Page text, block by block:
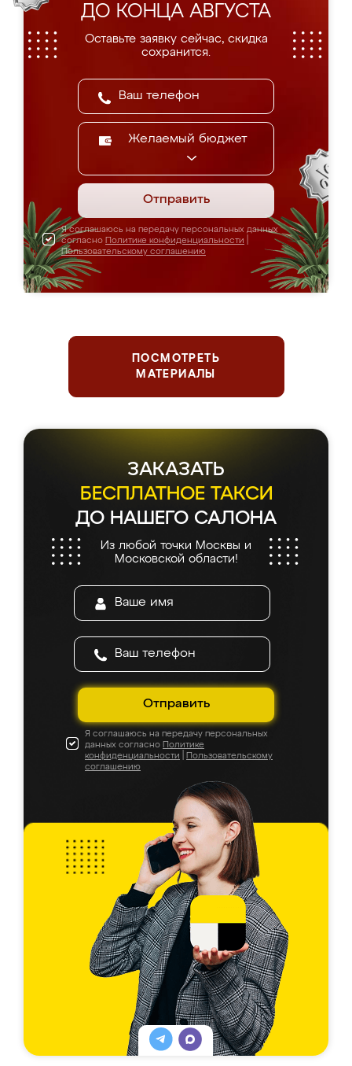
ДО КОНЦА АВГУСТА
Оставьте заявку сейчас, скидка
сохранится.
Желаемый бюджет
Отправить
Я соглашаюсь на передачу персональных данных
согласно Политике конфиденциальности
Пользовательскому соглашению
ПОСМОТРЕТЬ
МАТЕРИАЛЫ
ЗАКАЗАТЬ
БЕСПЛАТНОЕ ТАКСИ
ДО НАШЕГО САЛОНА
Из любой точки Москвы и
Московской области!
Отправить
Я соглашаюсь на передачу персональных
данных согласно Политике
конфиденциальности
Пользовательскому
соглашению